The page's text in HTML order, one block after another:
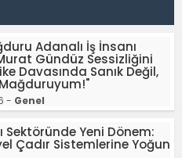
Adanalı İş İnsanı
Gündüz Sessizliğini
Davasında Sanık Değil,
- Genel
Sektöründe Yeni Dönem:
Çadır Sistemlerine Yoğun